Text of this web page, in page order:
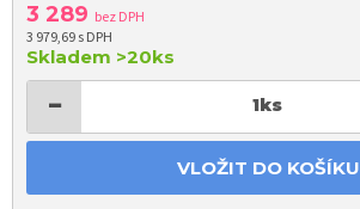
3 289 bez DPH
3 979,69 s DPH
Skladem >20ks
− 1ks
VLOŽIT DO KOŠÍKU